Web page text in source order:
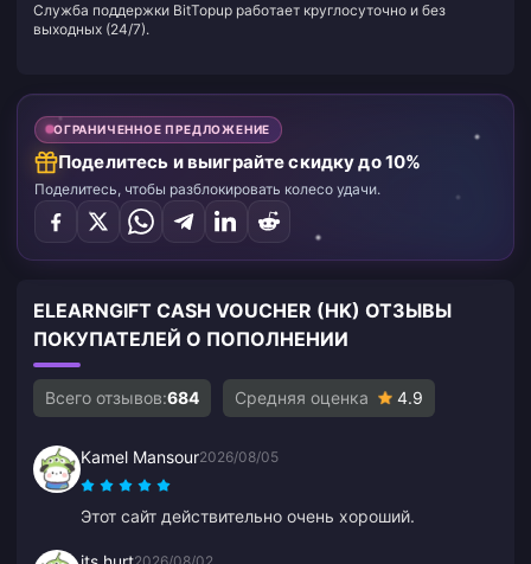
Служба поддержки BitTopup работает круглосуточно и без
выходных (24/7).
ОГРАНИЧЕННОЕ ПРЕДЛОЖЕНИЕ
Поделитесь и выиграйте скидку до 10%
Поделитесь, чтобы разблокировать колесо удачи.
ELEARNGIFT CASH VOUCHER (HK) ОТЗЫВЫ
ПОКУПАТЕЛЕЙ О ПОПОЛНЕНИИ
Всего отзывов:684 Средняя оценка 4.9
Kamel Mansour2026/08/05
Этот сайт действительно очень хороший.
2026/08/02